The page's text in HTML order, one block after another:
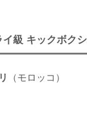
級 キックボク
（モロッコ）